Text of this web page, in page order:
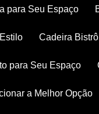
para Seu Espaço
Cadeira
para Seu Espaço
a Melhor Opção